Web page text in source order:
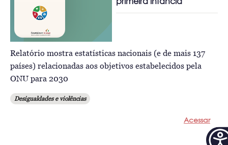
Relatório mostra estatísticas nacionais (e de mais 137
países) relacionadas aos objetivos estabelecidos pela
ONU para 2030
Desigualdades e violências
Acessar